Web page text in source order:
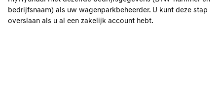
bedrijfsnaam) als uw wagenparkbeheerder. U kunt deze stap
overslaan als u al een zakelijk account hebt.